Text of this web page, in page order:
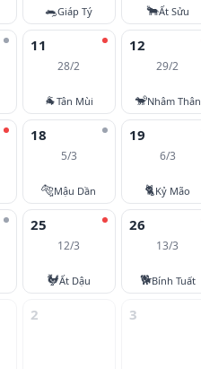
🐀Giáp Tý 🐂Ất Sửu
11
28/2
🐐Tân Mùi
12
29/2
🐒Nhâm Thân
18
5/3
🐅Mậu Dần
19
6/3
🐈Kỷ Mão
25
12/3
🐓Ất Dậu
26
13/3
🐕Bính Tuất
2 3